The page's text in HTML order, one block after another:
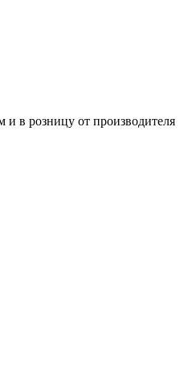
и в розницу от производителя